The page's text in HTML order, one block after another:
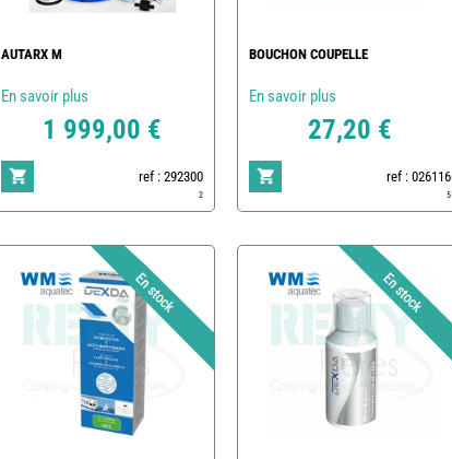
AUTARX M
En savoir plus
1 999,00 €
ref : 292300
2
BOUCHON COUPELLE
En savoir plus
27,20 €
ref : 026116
5